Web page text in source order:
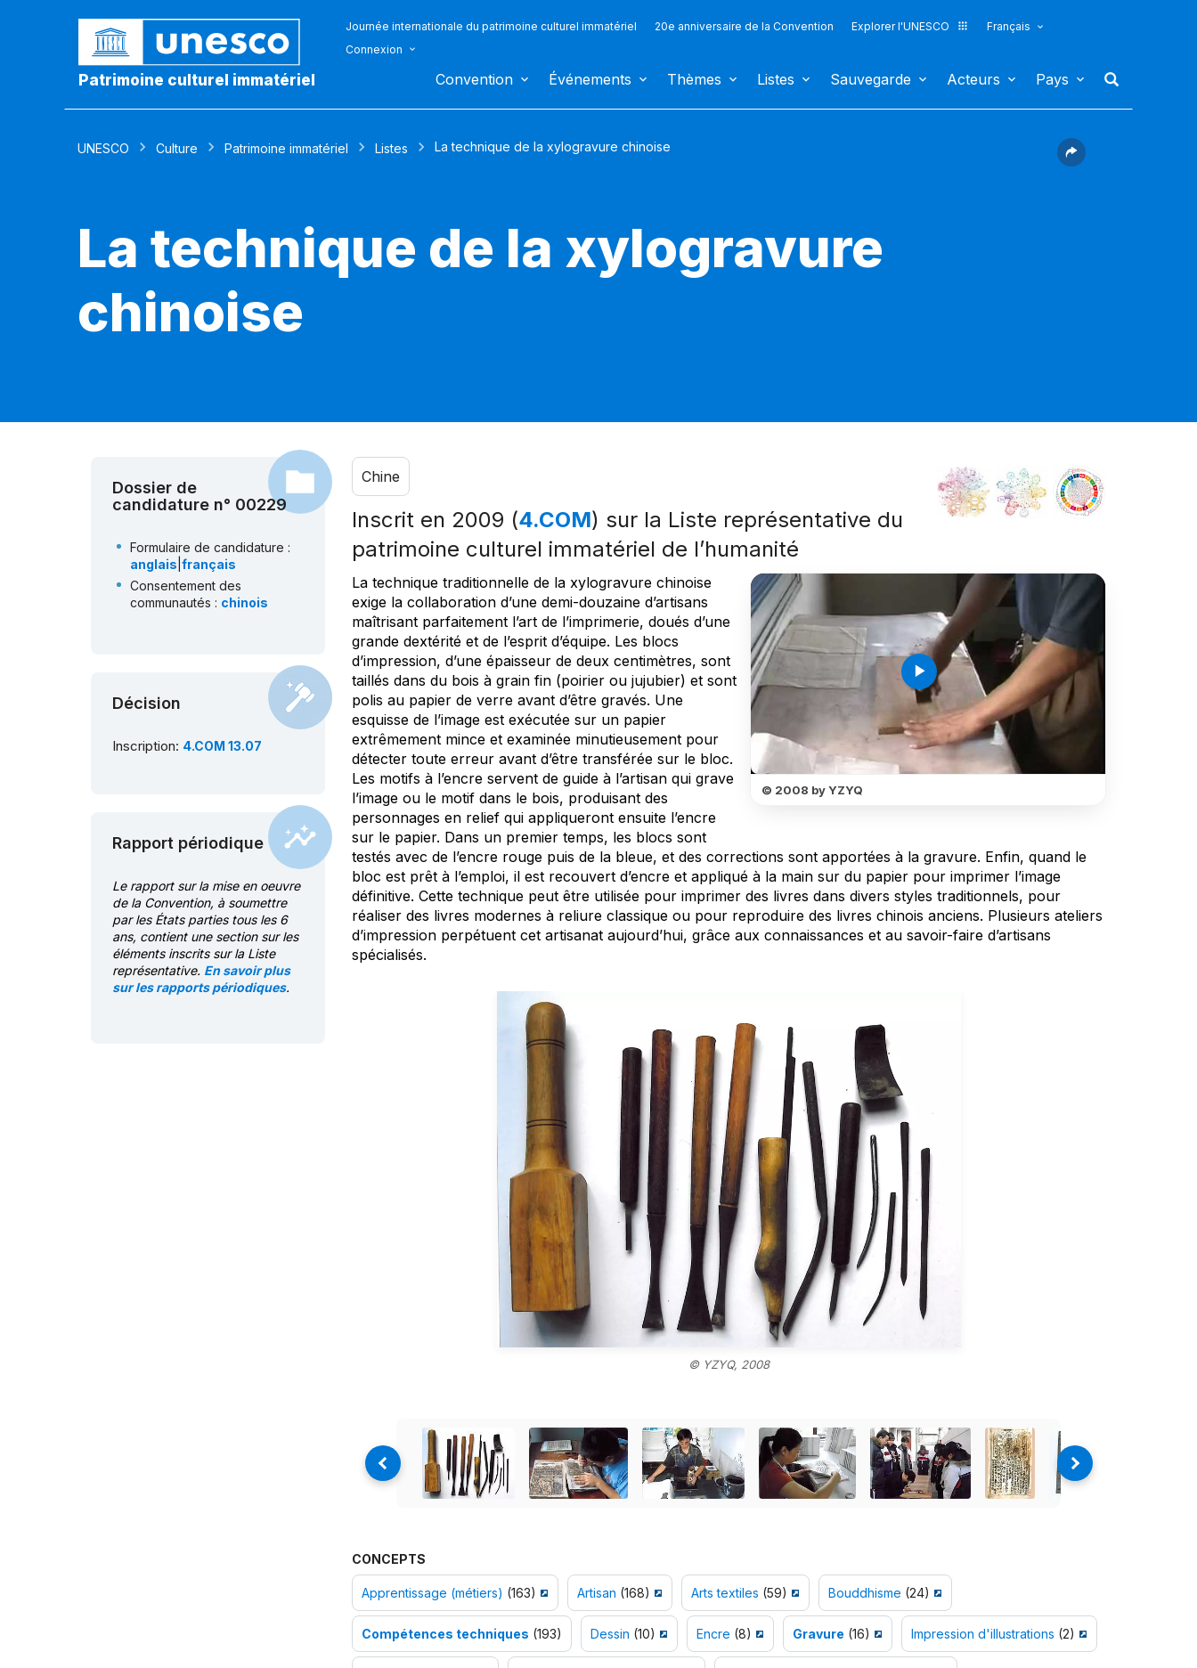
Patrimoine culturel immatériel
Journée internationale du patrimoine culturel immatériel 20e anniversaire de la Convention Explorer l'UNESCO
Français
Connexion
Convention Événements Thèmes Listes Sauvegarde Acteurs Pays
UNESCO Culture Patrimoine immatériel Listes La technique de la xylogravure chinoise
La technique de la xylogravure
chinoise
Dossier de
candidature n° 00229
Formulaire de candidature :
anglais français
Consentement des
communautés : chinois
Décision
Inscription: 4.COM 13.07
Rapport périodique
Le rapport sur la mise en oeuvre
de la Convention, à soumettre
par les États parties tous les 6
ans, contient une section sur les
éléments inscrits sur la Liste
représentative. En savoir plus
sur les rapports périodiques.
Chine
Inscrit en 2009 (4.COM) sur la Liste représentative du
patrimoine culturel immatériel de l’humanité
play_arrow
© 2008 by YZYQ
La technique traditionnelle de la xylogravure chinoise
exige la collaboration d’une demi-douzaine d’artisans
maîtrisant parfaitement l’art de l’imprimerie, doués d’une
grande dextérité et de l’esprit d’équipe. Les blocs
d’impression, d’une épaisseur de deux centimètres, sont
taillés dans du bois à grain fin (poirier ou jujubier) et sont
polis au papier de verre avant d’être gravés. Une
esquisse de l’image est exécutée sur un papier
extrêmement mince et examinée minutieusement pour
détecter toute erreur avant d’être transférée sur le bloc.
Les motifs à l’encre servent de guide à l’artisan qui grave
l’image ou le motif dans le bois, produisant des
personnages en relief qui appliqueront ensuite l’encre
sur le papier. Dans un premier temps, les blocs sont
testés avec de l’encre rouge puis de la bleue, et des corrections sont apportées à la gravure. Enfin, quand le
bloc est prêt à l’emploi, il est recouvert d’encre et appliqué à la main sur du papier pour imprimer l’image
définitive. Cette technique peut être utilisée pour imprimer des livres dans divers styles traditionnels, pour
réaliser des livres modernes à reliure classique ou pour reproduire des livres chinois anciens. Plusieurs ateliers
d’impression perpétuent cet artisanat aujourd’hui, grâce aux connaissances et au savoir-faire d’artisans
spécialisés.
© YZYQ, 2008
CONCEPTS
Apprentissage (métiers) (163) Artisan (168) Arts textiles (59) Bouddhisme (24)
Compétences techniques (193) Dessin (10) Encre (8) Gravure (16) Impression d'illustrations (2)